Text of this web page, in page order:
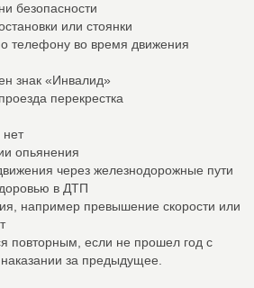
безопасности
или стоянки
телефону во время движения
знак «Инвалид»
перекрестка
нет
опьянения
через железнодорожные пути
в ДТП
например превышение скорости или
повторным, если не прошел год с
за предыдущее.